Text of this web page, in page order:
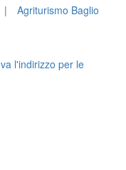
|
Agriturismo Baglio
l'indirizzo per le